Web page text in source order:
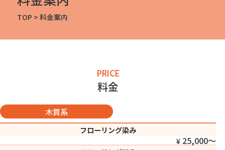
TOP >料金案内
PRICE
料金
木質系
フローリング染み
25,000〜